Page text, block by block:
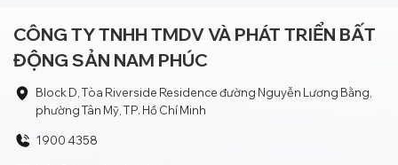
CÔNG TY TNHH TMDV VÀ PHÁT TRIỂN BẤT
ĐỘNG SẢN NAM PHÚC
Block D, Tòa Riverside Residence đường Nguyễn Lương Bằng,
phường Tân Mỹ, TP. Hồ Chí Minh
1900 4358